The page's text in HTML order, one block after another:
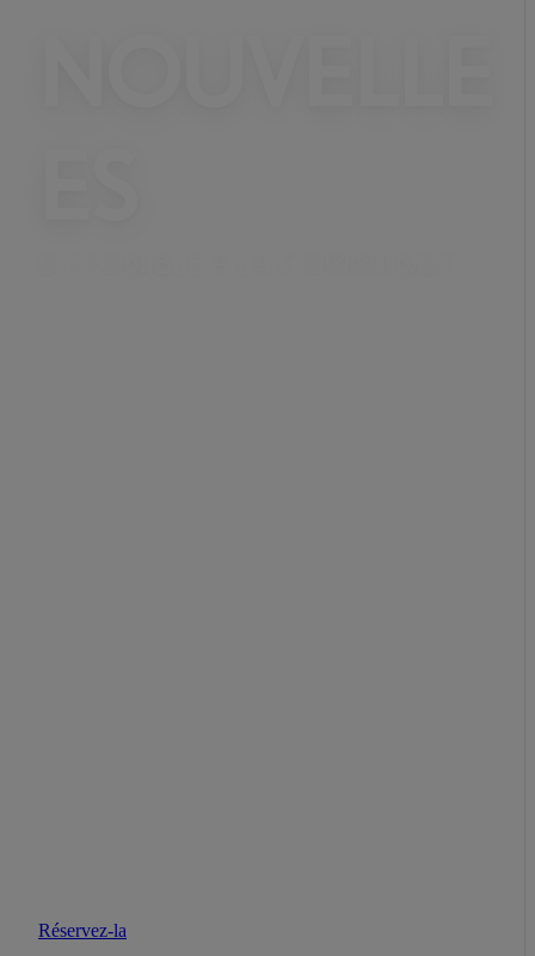
Réservez-la